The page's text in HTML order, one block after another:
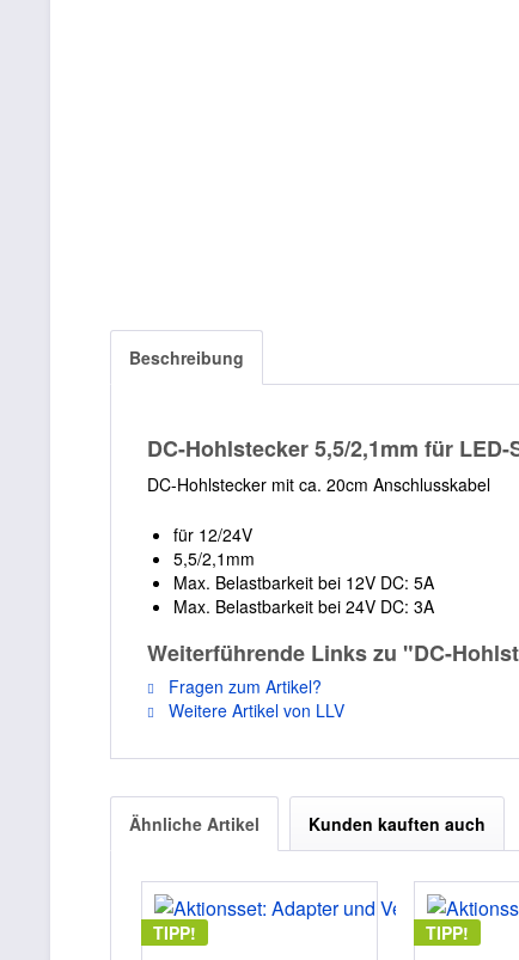
Beschreibung
DC-Hohlstecker 5,5/2,1mm für
DC-Hohlstecker mit ca. 20cm Anschlusskabel
für 12/24V
5,5/2,1mm
Max. Belastbarkeit bei 12V DC: 5A
Max. Belastbarkeit bei 24V DC: 3A
Weiterführende Links zu "DC-
Fragen zum Artikel?
Weitere Artikel von LLV
Ähnliche Artikel Kunden kauften auch
TIPP! TIPP!